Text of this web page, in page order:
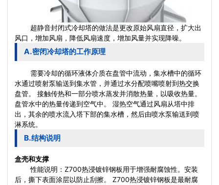
超静音封闭式冷却塔的做法是更改原始风扇直径，扩大出
风口，增加风扇，降低风扇速度，增加风量并实现降噪。
A.密闭冷却塔的工作原理
需要冷却的循环液体介质在盘管中流动，集水槽中的循环
水通过喷射泵输送到集水管，并通过水分配喷嘴喷射到热交换
盘管。 接触传热和一部分喷水蒸发并消散热量，以吸收热量。
盘管水中的热量传递到空气中。 湿热空气通过风扇从塔中排
出，其余的喷水流入塔下部的集水槽，然后由喷水泵输送到喷
淋系统。
B.结构说明
盒壳和支撑
性能说明：Z700热浸镀锌钢板用于增强耐腐蚀性。安装
后，撕下表面涂层以防止刮擦。 Z700热浸镀锌钢板是最耐腐